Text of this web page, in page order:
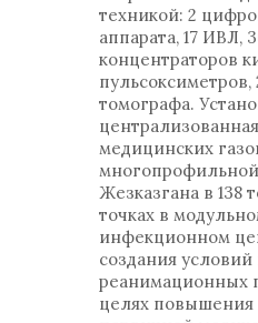
техникой: 2
аппарата, 17 ИВЛ,
концентраторов
томографа.
медицинских
Жезказгана в 138
точках в
инфекционном
создания
реанимационных
целях повышения